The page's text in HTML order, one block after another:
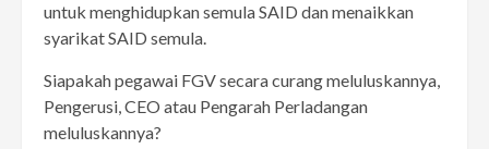
untuk menghidupkan semula SAID dan menaikkan
syarikat SAID semula.
Siapakah pegawai FGV secara curang meluluskannya,
Pengerusi, CEO atau Pengarah Perladangan
meluluskannya?